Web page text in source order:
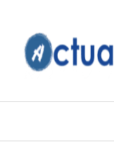
contenido